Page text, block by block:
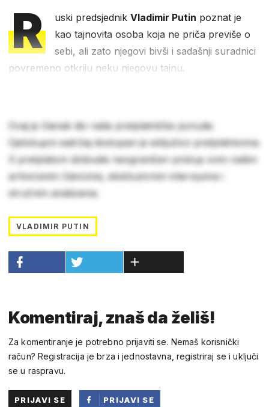
R uski predsjednikVladimir Putin poznat je
kao tajnovita osoba koja ne priča previše o
sebi, ali zato njegovi bivši i sadašnji suradnici
povremeno otkriju neku njegovu tajnu.
Ovaj je članak dio naše pretplatničke ponude.
Cjelokupni sadržaj dostupan je isključivo pretplatnicima.
S pretplatom dobivate neograničen pristup svim našim
arhiviranim člancima, ekskluzivnim intervjuima i
stručnim analizama.
VLADIMIR PUTIN
Komentiraj, znaš da želiš!
Za komentiranje je potrebno prijaviti se. Nemaš korisnički
račun? Registracija je brza i jednostavna, registriraj se i uključi
se u raspravu.
PRIJAVI SE
PRIJAVI SE